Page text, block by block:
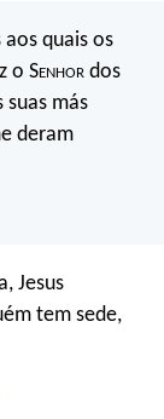
quais os
o Senhor dos
suas más
deram
Jesus
tem sede,